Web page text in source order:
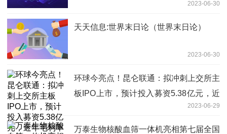
2023-06-30
天天信息:世界末日论（世界末日论）
2023-06-30
环球今亮点！昆仑联通：拟冲刺上交所主
板IPO上市，预计投入募资5.38亿元，近
2023-06-29
万泰生物核酸血筛一体机亮相第七届全国